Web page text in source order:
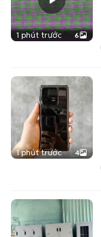
1 phút trước 6
1 phút trước 4